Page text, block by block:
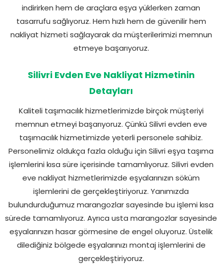
indirirken hem de araçlara eşya yüklerken zaman
tasarrufu sağlıyoruz. Hem hızlı hem de güvenilir hem
nakliyat hizmeti sağlayarak da müşterilerimizi memnun
etmeye başarıyoruz.
Silivri Evden Eve Nakliyat Hizmetinin
Detayları
Kaliteli taşımacılık hizmetlerimizde birçok müşteriyi
memnun etmeyi başarıyoruz. Çünkü Silivri evden eve
taşımacılık hizmetimizde yeterli personele sahibiz.
Personelimiz oldukça fazla olduğu için Silivri eşya taşıma
işlemlerini kısa süre içerisinde tamamlıyoruz. Silivri evden
eve nakliyat hizmetlerimizde eşyalarınızın söküm
işlemlerini de gerçekleştiriyoruz. Yanımızda
bulundurduğumuz marangozlar sayesinde bu işlemi kısa
sürede tamamlıyoruz. Ayrıca usta marangozlar sayesinde
eşyalarınızın hasar görmesine de engel oluyoruz. Üstelik
dilediğiniz bölgede eşyalarınızı montaj işlemlerini de
gerçekleştiriyoruz.